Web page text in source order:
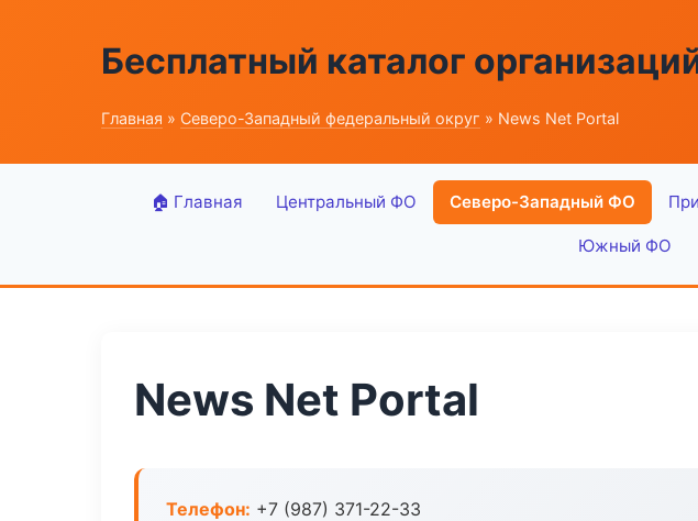
Бесплатный каталог
Главная » Северо-Западный федеральный округ » News Net Portal
🏠 Главная Центральный ФО Северо-Западный ФО
Южный ФО
News Net Portal
Телефон: +7 (987) 371-22-33